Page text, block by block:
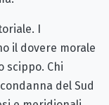
I
il dovere morale
scippo. Chi
del Sud